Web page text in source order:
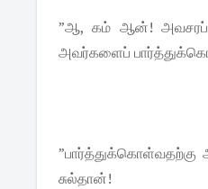
”ஆ, கம் ஆன்!
அவர்களைப்
”பார்த்துக்கொள்வதற்கு
சுல்தான்!